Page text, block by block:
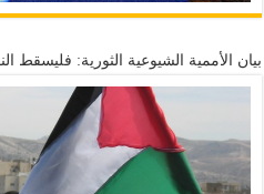
بيان الأممية الشيوعية الثورية: